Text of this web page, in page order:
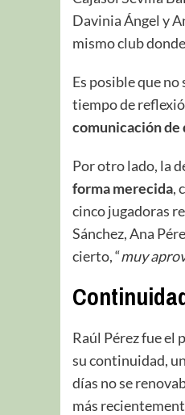
Davinia Ángel y
mismo club
Es posible que no
tiempo de
comunicación de
Por otro lado, la
forma merecida,
cinco jugadoras
Sánchez, Ana
cierto, “muy
Raúl Pérez fue el
su continuidad,
días no se
más